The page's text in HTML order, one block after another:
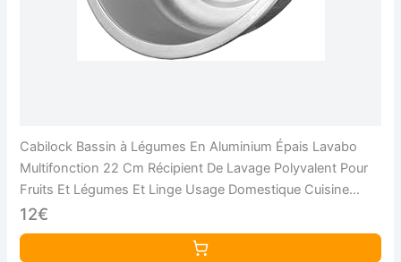
Cabilock Bassin à Légumes En Aluminium Épais Lavabo
Multifonction 22 Cm Récipient De Lavage Polyvalent Pour
Fruits Et Légumes Et Linge Usage Domestique Cuisine
Compact
12€